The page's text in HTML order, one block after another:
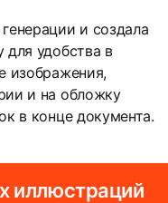
и создала
для удобства в
изображения,
и на обложку
в конце документа.
иллюстраций